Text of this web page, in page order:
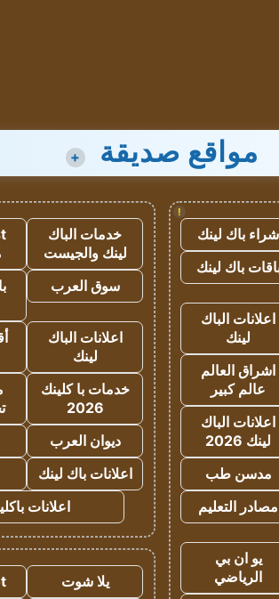
مواقع صديقة +
!
شراء باك لينك
باك لينك
اعلانات الباك
لينك
اشراق العالم
عالم كبير
اعلانات الباك
لينك 2026
مدسن طب
مصادر التعليم
يو ان بي
الرياضي
خدمات الباك
لينك والجيست
سوق العرب
اعلانات الباك
لينك
خدمات با كلينك
2026
ديوان العرب
اعلانات باك لينك
اعلانات
يلا شوت